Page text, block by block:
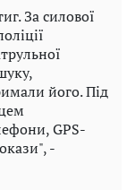
За силової
його. Під
GPS-
-